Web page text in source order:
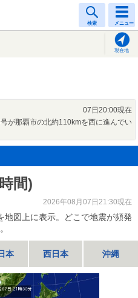
検索 メニュー
現在地
07日20:00現在
が那覇市の北約110kmを西に進んでい
間)
2026年08月07日21:30現在
地図上に表示。どこで地震が頻発
本 西日本 沖縄